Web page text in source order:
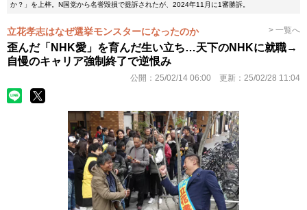
か？」を上梓。N国党から名誉毀損で提訴されたが、2024年11月に1審勝訴。
立花孝志はなぜ選挙モンスターになったのか > 一覧へ
歪んだ「NHK愛」を育んだ生い立ち…天下のNHKに就職→
自慢のキャリア強制終了で逆恨み
公開： 25/02/14 06:00 更新： 25/02/28 11:04